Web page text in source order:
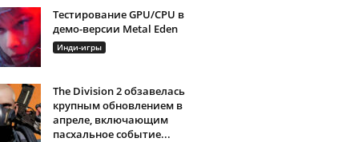
Тестирование GPU/CPU в
демо-версии Metal Eden
Инди-игры
The Division 2 обзавелась
крупным обновлением в
апреле, включающим
пасхальное событие...